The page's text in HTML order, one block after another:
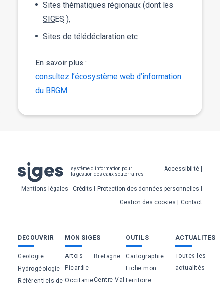
Sites thématiques régionaux (dont les
SIGES ),
Sites de télédéclaration etc
En savoir plus :
consultez l’écosystème web d’information
du BRGM
système d'information pour
la gestion des eaux souterraines
Pied
de
page
Accessibilité
Mentions légales - Crédits
Protection des données personnelles
Gestion des cookies
Contact
Bas
de
page
DECOUVRIR
Géologie
Hydrogéologie
Référentiels de
MON SIGES
Artois-
Picardie
Bretagne
OccitanieCentre-Val
OUTILS
Cartographie
Fiche mon
territoire
ACTUALITES
Toutes les
actualités